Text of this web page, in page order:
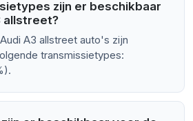
zijn er beschikbaar
allstreet?
A3 allstreet auto's zijn
transmissietypes: